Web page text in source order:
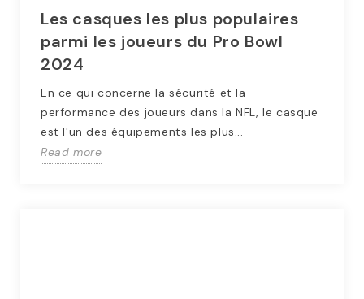
Les casques les plus populaires
parmi les joueurs du Pro Bowl
2024
En ce qui concerne la sécurité et la
performance des joueurs dans la NFL, le casque
est l'un des équipements les plus...
Read more